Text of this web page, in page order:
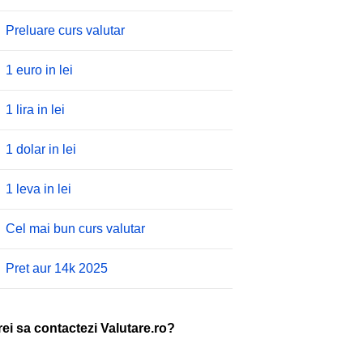
Preluare curs valutar
1 euro in lei
1 lira in lei
1 dolar in lei
1 leva in lei
Cel mai bun curs valutar
Pret aur 14k 2025
sa contactezi Valutare.ro?